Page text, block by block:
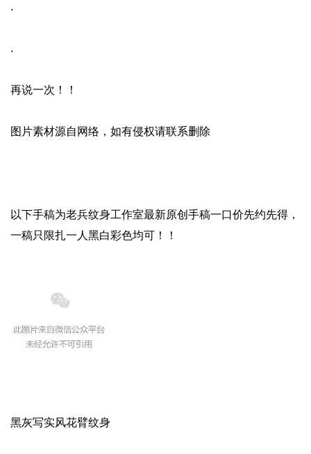
.
.
再说一次！！
图片素材源自网络，如有侵权请联系删除
以下手稿为老兵纹身工作室最新原创手稿一口价先约先得，
一稿只限扎一人黑白彩色均可！！
黑灰写实风花臂纹身